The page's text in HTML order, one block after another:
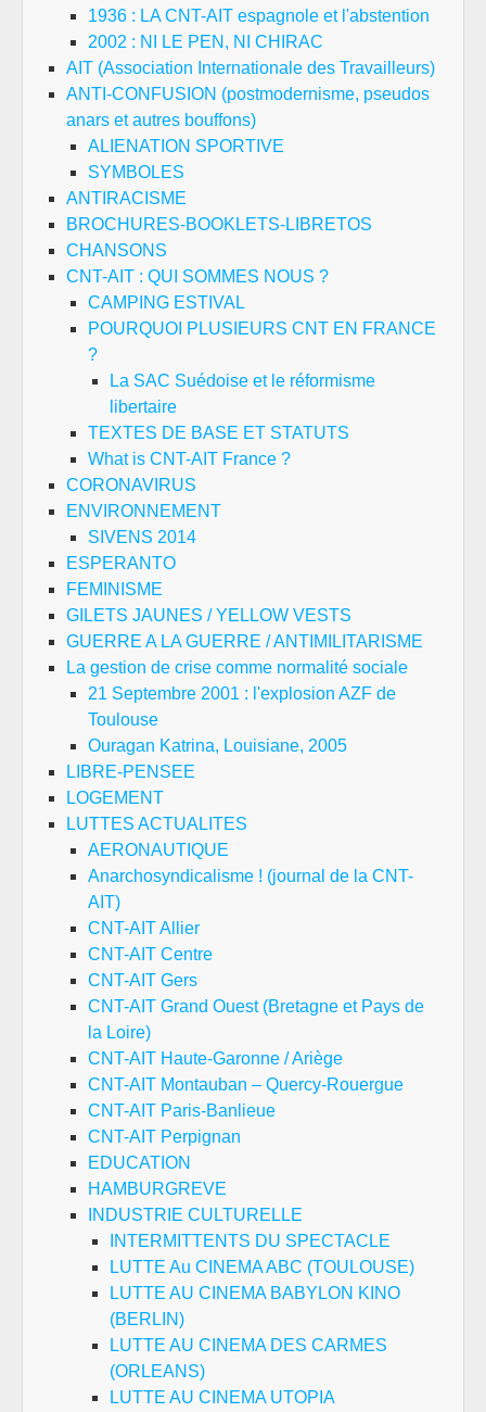
1936 : LA CNT-AIT espagnole et l'abstention
2002 : NI LE PEN, NI CHIRAC
AIT (Association Internationale des Travailleurs)
ANTI-CONFUSION (postmodernisme, pseudos
anars et autres bouffons)
ALIENATION SPORTIVE
SYMBOLES
ANTIRACISME
BROCHURES-BOOKLETS-LIBRETOS
CHANSONS
CNT-AIT : QUI SOMMES NOUS ?
CAMPING ESTIVAL
POURQUOI PLUSIEURS CNT EN FRANCE
?
La SAC Suédoise et le réformisme
libertaire
TEXTES DE BASE ET STATUTS
What is CNT-AIT France ?
CORONAVIRUS
ENVIRONNEMENT
SIVENS 2014
ESPERANTO
FEMINISME
GILETS JAUNES / YELLOW VESTS
GUERRE A LA GUERRE / ANTIMILITARISME
La gestion de crise comme normalité sociale
21 Septembre 2001 : l'explosion AZF de
Toulouse
Ouragan Katrina, Louisiane, 2005
LIBRE-PENSEE
LOGEMENT
LUTTES ACTUALITES
AERONAUTIQUE
Anarchosyndicalisme ! (journal de la CNT-
AIT)
CNT-AIT Allier
CNT-AIT Centre
CNT-AIT Gers
CNT-AIT Grand Ouest (Bretagne et Pays de
la Loire)
CNT-AIT Haute-Garonne / Ariège
CNT-AIT Montauban – Quercy-Rouergue
CNT-AIT Paris-Banlieue
CNT-AIT Perpignan
EDUCATION
HAMBURGREVE
INDUSTRIE CULTURELLE
INTERMITTENTS DU SPECTACLE
LUTTE Au CINEMA ABC (TOULOUSE)
LUTTE AU CINEMA BABYLON KINO
(BERLIN)
LUTTE AU CINEMA DES CARMES
(ORLEANS)
LUTTE AU CINEMA UTOPIA